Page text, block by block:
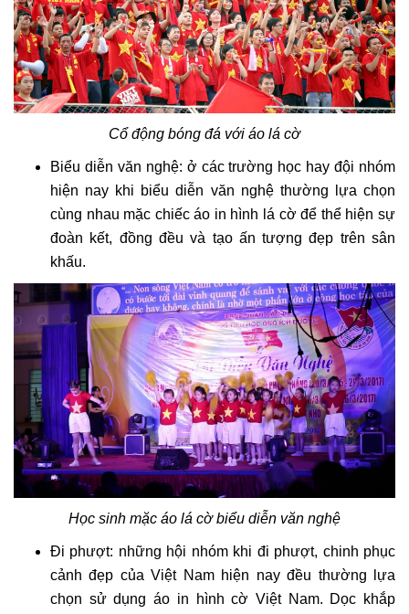
Cổ động bóng đá với áo lá cờ
Biểu diễn văn nghệ: ở các trường học hay đội nhóm
hiện nay khi biểu diễn văn nghệ thường lựa chọn
cùng nhau mặc chiếc áo in hình lá cờ để thể hiện sự
đoàn kết, đồng đều và tạo ấn tượng đẹp trên sân
khấu.
Học sinh mặc áo lá cờ biểu diễn văn nghệ
Đi phượt: những hội nhóm khi đi phượt, chinh phục
cảnh đẹp của Việt Nam hiện nay đều thường lựa
chọn sử dụng áo in hình cờ Việt Nam. Dọc khắp